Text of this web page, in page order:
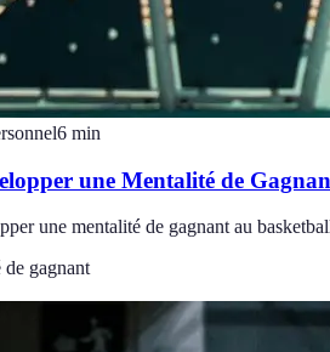
6 min
une Mentalité de
une mentalité de gagnant au
de gagnant